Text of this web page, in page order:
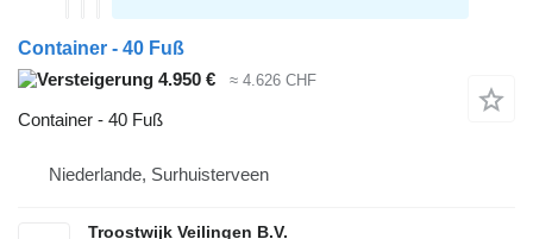
Container - 40 Fuß
4.950 €
≈ 4.626 CHF
Container - 40 Fuß
Niederlande, Surhuisterveen
Troostwijk Veilingen B.V.